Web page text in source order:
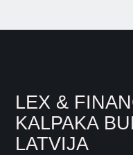
LEX &
KALPAKA
LATVIJA